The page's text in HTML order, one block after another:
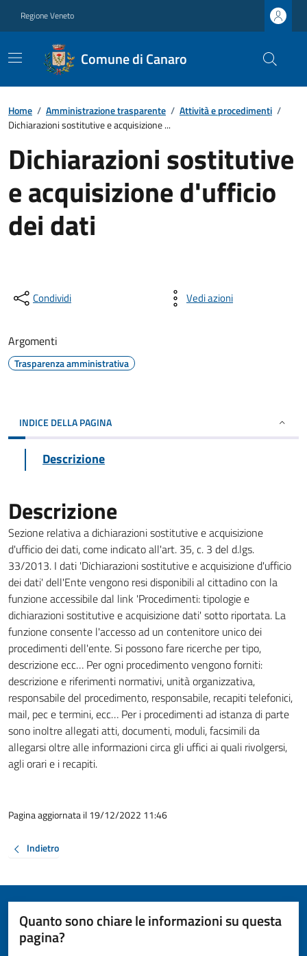
Regione Veneto
Comune di Canaro
Home / Amministrazione trasparente / Attività e procedimenti /
Dichiarazioni sostitutive e acquisizione ...
Dichiarazioni sostitutive
e acquisizione d'ufficio
dei dati
Condividi Vedi azioni
Argomenti
Trasparenza amministrativa
INDICE DELLA PAGINA
Descrizione
Descrizione
Sezione relativa a dichiarazioni sostitutive e acquisizione
d'ufficio dei dati, come indicato all'art. 35, c. 3 del d.lgs.
33/2013. I dati 'Dichiarazioni sostitutive e acquisizione d'ufficio
dei dati' dell'Ente vengono resi disponibili al cittadino con la
funzione accessibile dal link 'Procedimenti: tipologie e
dichiarazioni sostitutive e acquisizione dati' sotto riportata. La
funzione consente l'accesso ad un contenitore unico dei
procedimenti dell'ente. Si possono fare ricerche per tipo,
descrizione ecc… Per ogni procedimento vengono forniti:
descrizione e riferimenti normativi, unità organizzativa,
responsabile del procedimento, responsabile, recapiti telefonici,
mail, pec e termini, ecc… Per i procedimenti ad istanza di parte
sono inoltre allegati atti, documenti, moduli, facsimili da
allegarsi oltre alle informazioni circa gli uffici ai quali rivolgersi,
agli orari e i recapiti.
Pagina aggiornata il 19/12/2022 11:46
Indietro
Quanto sono chiare le informazioni su questa
pagina?